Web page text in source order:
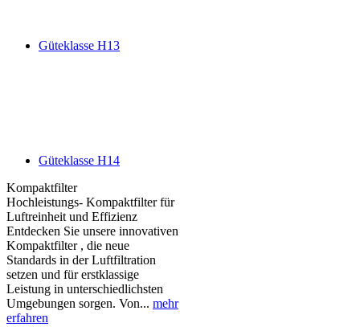
Güteklasse H13
Güteklasse H14
Kompaktfilter
Hochleistungs- Kompaktfilter für
Luftreinheit und Effizienz
Entdecken Sie unsere innovativen
Kompaktfilter , die neue
Standards in der Luftfiltration
setzen und für erstklassige
Leistung in unterschiedlichsten
Umgebungen sorgen. Von... mehr
erfahren